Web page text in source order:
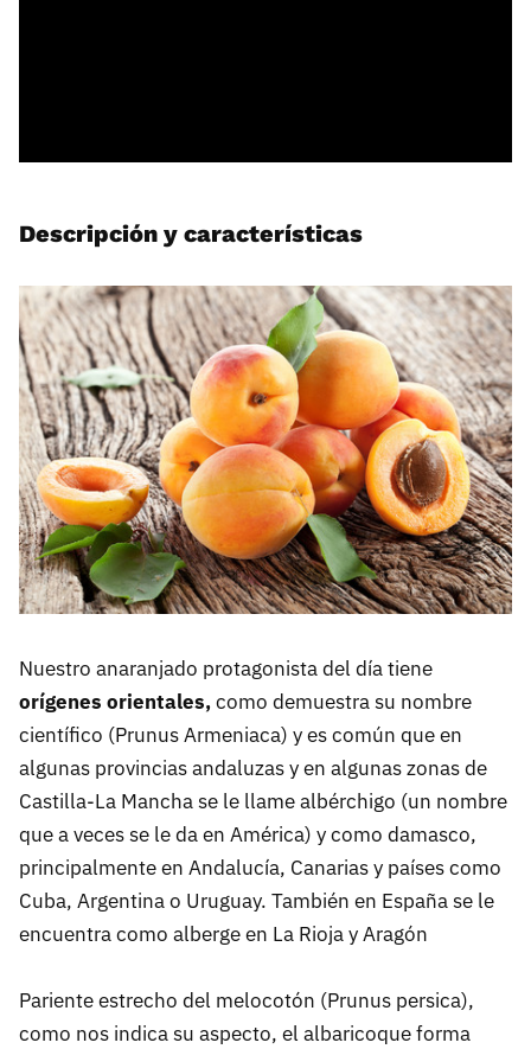
Descripción y características
Nuestro anaranjado protagonista del día tiene
orígenes orientales,como demuestra su nombre
científico (Prunus Armeniaca) y es común que en
algunas provincias andaluzas y en algunas zonas de
Castilla-La Mancha se le llame albérchigo (un nombre
que a veces se le da en América) y como damasco,
principalmente en Andalucía, Canarias y países como
Cuba, Argentina o Uruguay. También en España se le
encuentra como alberge en La Rioja y Aragón
Pariente estrecho del melocotón (Prunus persica),
como nos indica su aspecto, el albaricoque forma